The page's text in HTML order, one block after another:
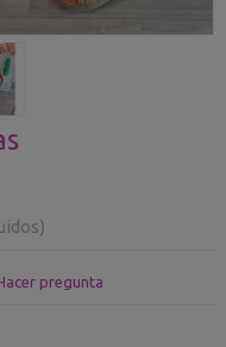
pregunta